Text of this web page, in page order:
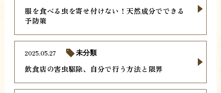
服を食べる虫を寄せ付けない！天然成分でできる
予防策
飲食店の害虫駆除、自分で行う方法と限界
2025.05.27 未分類